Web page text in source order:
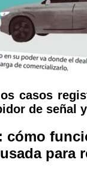
casos
de señal
cómo
para